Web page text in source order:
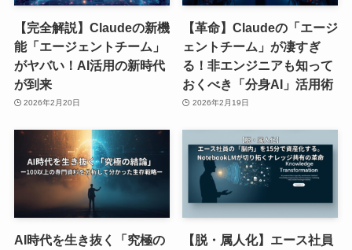
【完全解説】Claudeの新機
能「エージェントチーム」
がヤバい！AI活用の新時代
が到来
2026年2月20日
【革命】Claudeの「エージ
ェントチーム」が凄すぎ
る！非エンジニアも知って
おくべき「分身AI」活用術
2026年2月19日
AI時代を生き抜く「究極の
【脱・属人化】エース社員